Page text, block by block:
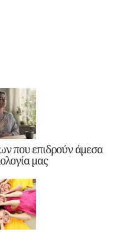
που επιδρούν άμεσα
μας